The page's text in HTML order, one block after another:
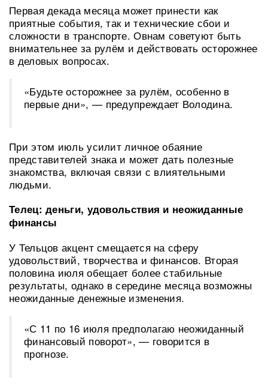
Первая декада месяца может принести как
приятные события, так и технические сбои и
сложности в транспорте. Овнам советуют быть
внимательнее за рулём и действовать осторожнее
в деловых вопросах.
«Будьте осторожнее за рулём, особенно в
первые дни», — предупреждает Володина.
При этом июль усилит личное обаяние
представителей знака и может дать полезные
знакомства, включая связи с влиятельными
людьми.
Телец: деньги, удовольствия и неожиданные
финансы
У Тельцов акцент смещается на сферу
удовольствий, творчества и финансов. Вторая
половина июля обещает более стабильные
результаты, однако в середине месяца возможны
неожиданные денежные изменения.
«С 11 по 16 июля предполагаю неожиданный
финансовый поворот», — говорится в
прогнозе.